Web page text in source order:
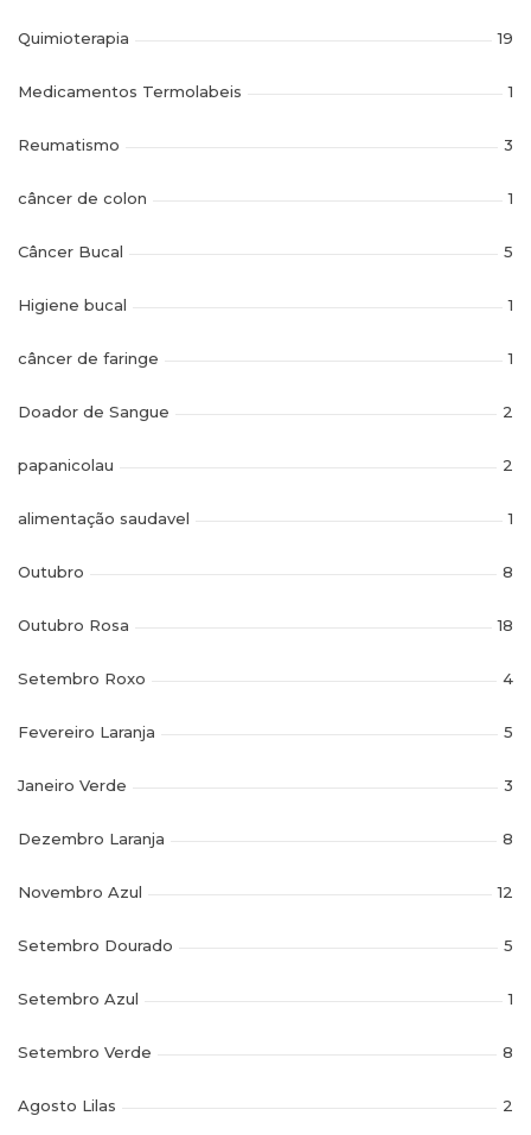
Quimioterapia 19
Medicamentos Termolabeis 1
Reumatismo 3
câncer de colon 1
Câncer Bucal 5
Higiene bucal 1
câncer de faringe 1
Doador de Sangue 2
papanicolau 2
alimentação saudavel 1
Outubro 8
Outubro Rosa 18
Setembro Roxo 4
Fevereiro Laranja 5
Janeiro Verde 3
Dezembro Laranja 8
Novembro Azul 12
Setembro Dourado 5
Setembro Azul 1
Setembro Verde 8
Agosto Lilas 2